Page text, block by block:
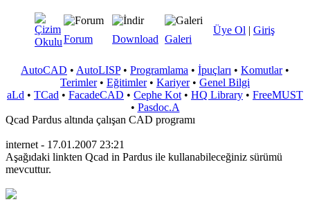
Üye Ol | Giriş
Forum Download Galeri
AutoCAD • AutoLISP• Programlama • İpuçları • Komutlar•
Terimler• Eğitimler• Kariyer• Genel Bilgi
aLd • TCad • FacadeCAD • Cephe Kot • HQ Library • FreeMUST
• Pasdoc.A
Qcad Pardus altında çalışan CAD programı
internet - 17.01.2007 23:21
Aşağıdaki linkten Qcad in Pardus ile kullanabileceğiniz sürümü
mevcuttur.